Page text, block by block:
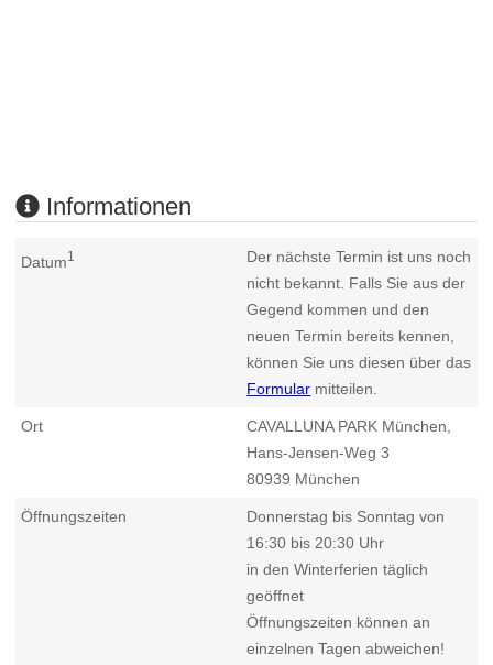
Informationen
Datum1
Der nächste Termin ist uns noch
nicht bekannt. Falls Sie aus der
Gegend kommen und den
neuen Termin bereits kennen,
können Sie uns diesen über das
Formular mitteilen.
Ort
CAVALLUNA PARK München,
Hans-Jensen-Weg 3
80939 München
Öffnungszeiten
Donnerstag bis Sonntag von
16:30 bis 20:30 Uhr
in den Winterferien täglich
geöffnet
Öffnungszeiten können an
einzelnen Tagen abweichen!